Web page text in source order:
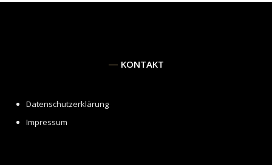
KONTAKT
Datenschutzerklärung
Impressum